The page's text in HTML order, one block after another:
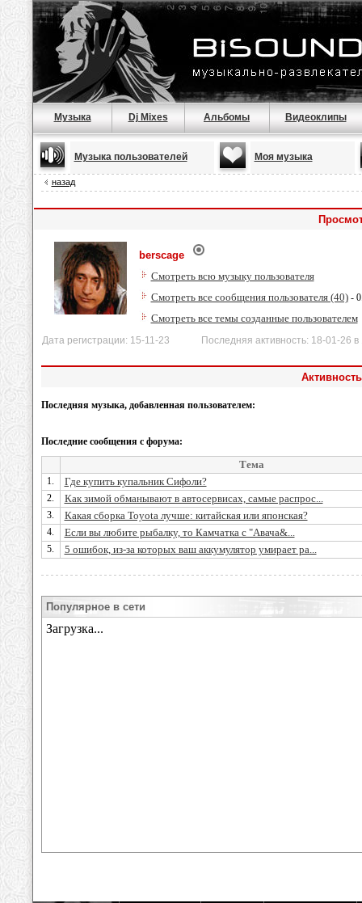
Музыка Dj Mixes Альбомы Видеоклипы
Музыка пользователей Моя музыка
назад
berscage
Смотреть всю музыку пользователя
Смотреть все сообщения пользователя (40)-
Смотреть все темы созданные пользователем
Дата регистрации: 15-11-23 Последняя активность: 18-01-26 в
Последняя музыка, добавленная пользователем:
Последние сообщения с форума:
Тема
1. Где купить купальник Сифоли?
2. Как зимой обманывают в автосервисах, самые распрос...
3. Какая сборка Toyota лучше: китайская или японская?
4. Если вы любите рыбалку, то Камчатка с "Авача&...
5. 5 ошибок, из-за которых ваш аккумулятор умирает ра...
Популярное в сети